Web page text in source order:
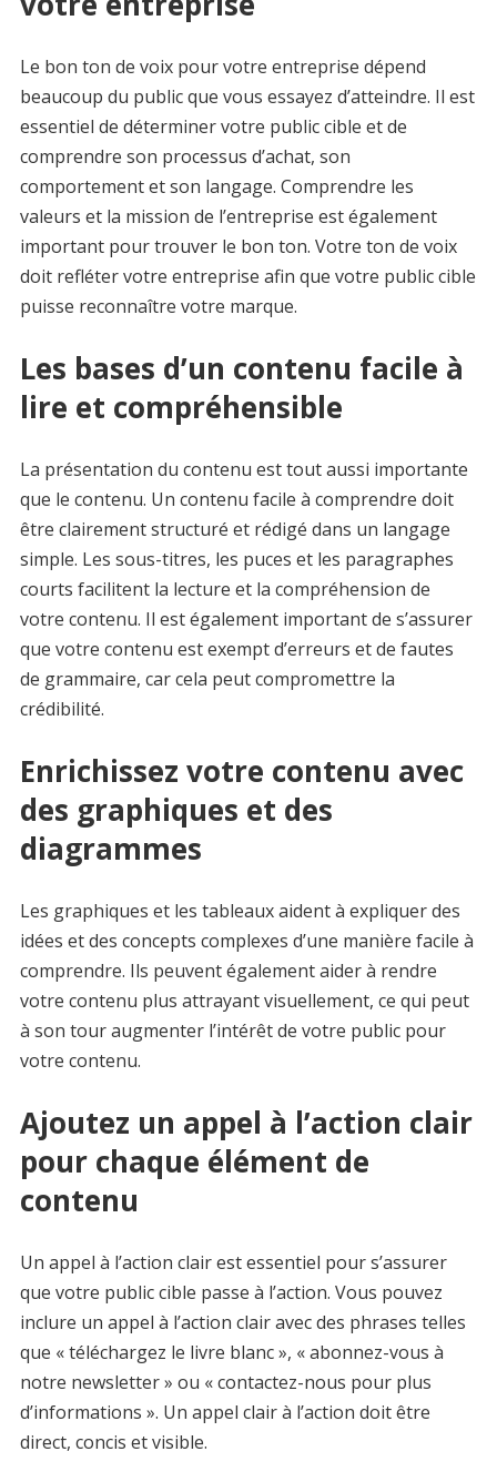
Le bon ton de voix pour votre entreprise dépend
beaucoup du public que vous essayez d’atteindre. Il est
essentiel de déterminer votre public cible et de
comprendre son processus d’achat, son
comportement et son langage. Comprendre les
valeurs et la mission de l’entreprise est également
important pour trouver le bon ton. Votre ton de voix
doit refléter votre entreprise afin que votre public cible
puisse reconnaître votre marque.
Les bases d’un contenu facile à
lire et compréhensible
La présentation du contenu est tout aussi importante
que le contenu. Un contenu facile à comprendre doit
être clairement structuré et rédigé dans un langage
simple. Les sous-titres, les puces et les paragraphes
courts facilitent la lecture et la compréhension de
votre contenu. Il est également important de s’assurer
que votre contenu est exempt d’erreurs et de fautes
de grammaire, car cela peut compromettre la
crédibilité.
Enrichissez votre contenu avec
des graphiques et des
diagrammes
Les graphiques et les tableaux aident à expliquer des
idées et des concepts complexes d’une manière facile à
comprendre. Ils peuvent également aider à rendre
votre contenu plus attrayant visuellement, ce qui peut
à son tour augmenter l’intérêt de votre public pour
votre contenu.
Ajoutez un appel à l’action clair
pour chaque élément de
contenu
Un appel à l’action clair est essentiel pour s’assurer
que votre public cible passe à l’action. Vous pouvez
inclure un appel à l’action clair avec des phrases telles
que « téléchargez le livre blanc », « abonnez-vous à
notre newsletter » ou « contactez-nous pour plus
d’informations ». Un appel clair à l’action doit être
direct, concis et visible.